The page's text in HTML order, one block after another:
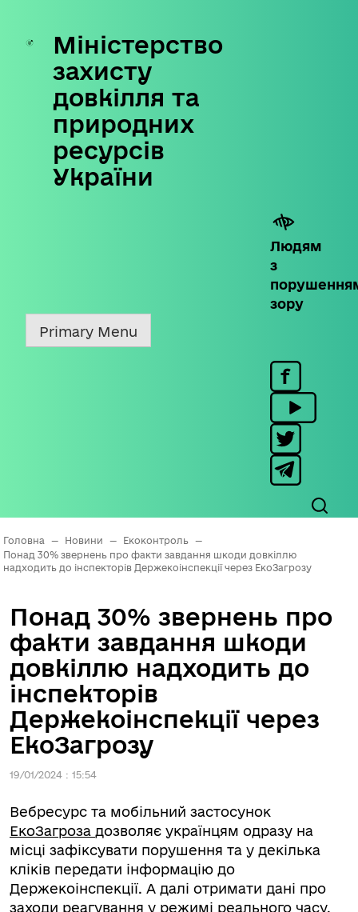
Skip
content
Міністерство
захисту
довкілля та
природних
ресурсів
України
Людям
з
зору
Primary Menu
Головна — Новини — Екоконтроль
—
Понад 30% звернень про факти завдання шкоди довкіллю
надходить до інспекторів Держекоінспекції через ЕкоЗагрозу
Понад 30% звернень про
факти завдання шкоди
довкіллю надходить до
інспекторів
Держекоінспекції через
ЕкоЗагрозу
19/01/2024 : 15:54
Вебресурс та мобільний застосунок
ЕкоЗагроза дозволяє українцям одразу на
місці зафіксувати порушення та у декілька
кліків передати інформацію до
Держекоінспекції. А далі отримати дані про
заходи реагування у режимі реального часу.